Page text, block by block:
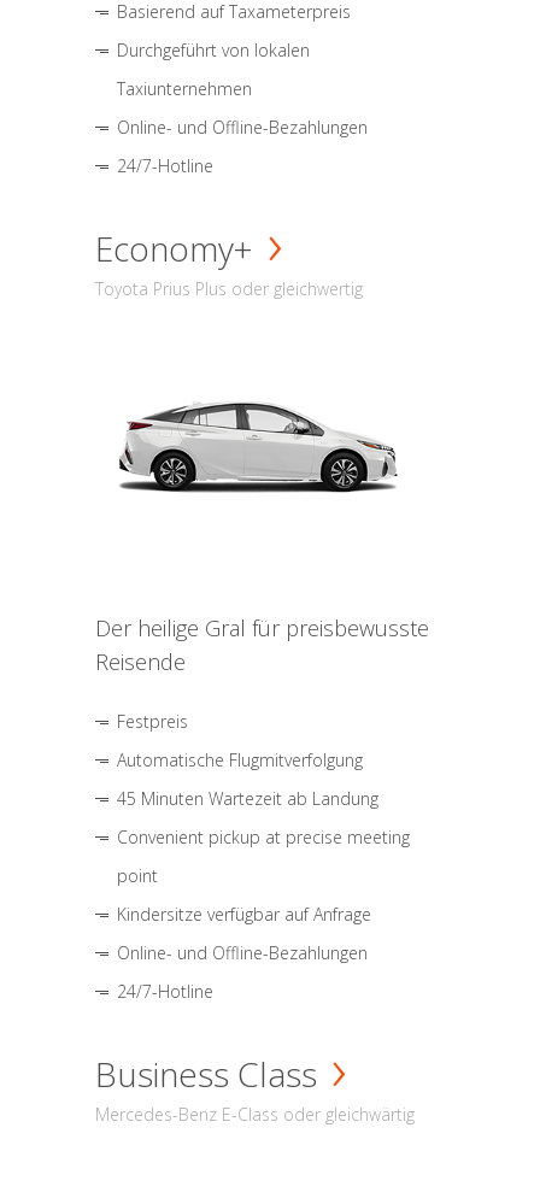
Basierend auf Taxameterpreis
Durchgeführt von lokalen
Taxiunternehmen
Online- und Offline-Bezahlungen
24/7-Hotline
Economy+
Toyota Prius Plus oder gleichwertig
Der heilige Gral für preisbewusste
Reisende
Festpreis
Automatische Flugmitverfolgung
45 Minuten Wartezeit ab Landung
Convenient pickup at precise meeting
point
Kindersitze verfügbar auf Anfrage
Online- und Offline-Bezahlungen
24/7-Hotline
Business Class
Mercedes-Benz E-Class oder gleichwärtig